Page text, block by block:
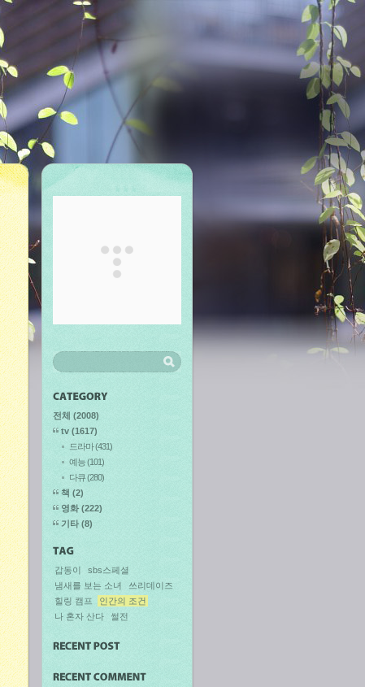
전체 (2008)
tv (1617)
드라마(431)
예능(101)
다큐(280)
책 (2)
영화(222)
기타 (8)
갑동이
sbs스페셜
냄새를 보는 소녀
쓰리데이즈
힐링 캠프
인간의 조건
나 혼자 산다
썰전